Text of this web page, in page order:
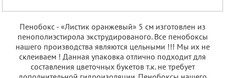
Пенобокс - «Листик оранжевый» 5 см изготовлен из
пенополиэстирола экструдированого. Все пенобоксы
нашего производства являются цельными !!! Мы их не
склеиваем ! Данная упаковка отлично подходит для
составления цветочных букетов т.к. не требует